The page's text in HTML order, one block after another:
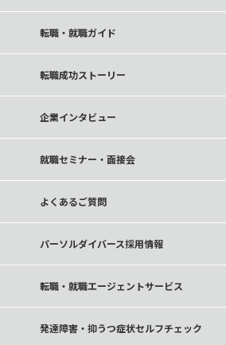
転職・就職ガイド
転職成功ストーリー
企業インタビュー
就職セミナー・面接会
よくあるご質問
パーソルダイバース採用情報
転職・就職エージェントサービス
発達障害・抑うつ症状セルフチェック